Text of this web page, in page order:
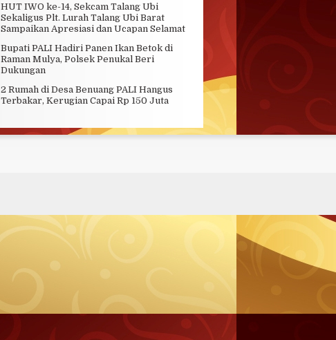
HUT IWO ke-14, Sekcam Talang Ubi
Sekaligus Plt. Lurah Talang Ubi Barat
Sampaikan Apresiasi dan Ucapan Selamat
Bupati PALI Hadiri Panen Ikan Betok di
Raman Mulya, Polsek Penukal Beri
Dukungan
2 Rumah di Desa Benuang PALI Hangus
Terbakar, Kerugian Capai Rp 150 Juta